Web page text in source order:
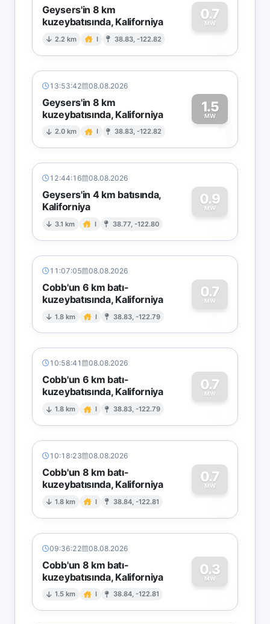
Geysers'in 8 km
kuzeybatısında, Kaliforniya
2.2 km I 38.83, -122.82
0.7
MW
0
13:53:42 08.08.2026
Geysers'in 8 km
kuzeybatısında, Kaliforniya
2.0 km I 38.83, -122.82
1.5
MW1
12:44:16 08.08.2026
Geysers'in 4 km batısında,
Kaliforniya
3.1 km I 38.77, -122.80
0.9
MW
0
11:07:05 08.08.2026
Cobb'un 6 km batı-
kuzeybatısında, Kaliforniya
1.8 km I 38.83, -122.79
0.7
MW
0
10:58:41 08.08.2026
Cobb'un 6 km batı-
kuzeybatısında, Kaliforniya
1.8 km I 38.83, -122.79
0.7
MW
0
10:18:23 08.08.2026
Cobb'un 8 km batı-
kuzeybatısında, Kaliforniya
1.8 km I 38.84, -122.81
0.7
MW
0
09:36:22 08.08.2026
Cobb'un 8 km batı-
kuzeybatısında, Kaliforniya
1.5 km I 38.84, -122.81
0.3
MW
0